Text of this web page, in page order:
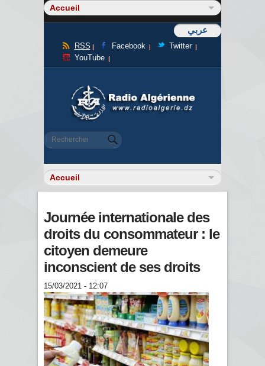
عربي
RSS Facebook
Twitter
YouTube
Formulaire de recherche
Rechercher
Journée internationale des
droits du consommateur : le
citoyen demeure
inconscient de ses droits
15/03/2021 - 12:07